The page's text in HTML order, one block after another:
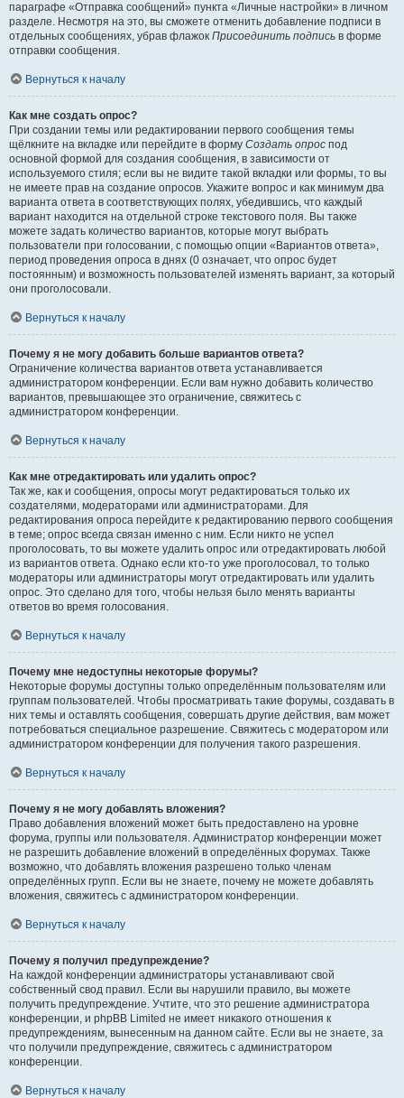
параграфе «Отправка сообщений» пункта «Личные настройки» в личном
разделе. Несмотря на это, вы сможете отменить добавление подписи в
отдельных сообщениях, убрав флажок Присоединить подпись в форме
отправки сообщения.
Вернуться к началу
Как мне создать опрос?
При создании темы или редактировании первого сообщения темы
щёлкните на вкладке или перейдите в форму Создать опрос под
основной формой для создания сообщения, в зависимости от
используемого стиля; если вы не видите такой вкладки или формы, то вы
не имеете прав на создание опросов. Укажите вопрос и как минимум два
варианта ответа в соответствующих полях, убедившись, что каждый
вариант находится на отдельной строке текстового поля. Вы также
можете задать количество вариантов, которые могут выбрать
пользователи при голосовании, с помощью опции «Вариантов ответа»,
период проведения опроса в днях (0 означает, что опрос будет
постоянным) и возможность пользователей изменять вариант, за который
они проголосовали.
Вернуться к началу
Почему я не могу добавить больше вариантов ответа?
Ограничение количества вариантов ответа устанавливается
администратором конференции. Если вам нужно добавить количество
вариантов, превышающее это ограничение, свяжитесь с
администратором конференции.
Вернуться к началу
Как мне отредактировать или удалить опрос?
Так же, как и сообщения, опросы могут редактироваться только их
создателями, модераторами или администраторами. Для
редактирования опроса перейдите к редактированию первого сообщения
в теме; опрос всегда связан именно с ним. Если никто не успел
проголосовать, то вы можете удалить опрос или отредактировать любой
из вариантов ответа. Однако если кто-то уже проголосовал, то только
модераторы или администраторы могут отредактировать или удалить
опрос. Это сделано для того, чтобы нельзя было менять варианты
ответов во время голосования.
Вернуться к началу
Почему мне недоступны некоторые форумы?
Некоторые форумы доступны только определённым пользователям или
группам пользователей. Чтобы просматривать такие форумы, создавать в
них темы и оставлять сообщения, совершать другие действия, вам может
потребоваться специальное разрешение. Свяжитесь с модератором или
администратором конференции для получения такого разрешения.
Вернуться к началу
Почему я не могу добавлять вложения?
Право добавления вложений может быть предоставлено на уровне
форума, группы или пользователя. Администратор конференции может
не разрешить добавление вложений в определённых форумах. Также
возможно, что добавлять вложения разрешено только членам
определённых групп. Если вы не знаете, почему не можете добавлять
вложения, свяжитесь с администратором конференции.
Вернуться к началу
Почему я получил предупреждение?
На каждой конференции администраторы устанавливают свой
собственный свод правил. Если вы нарушили правило, вы можете
получить предупреждение. Учтите, что это решение администратора
конференции, и phpBB Limited не имеет никакого отношения к
предупреждениям, вынесенным на данном сайте. Если вы не знаете, за
что получили предупреждение, свяжитесь с администратором
конференции.
Вернуться к началу